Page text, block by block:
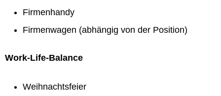
Firmenhandy
Firmenwagen (abhängig von der Position)
Work-Life-Balance
Weihnachtsfeier